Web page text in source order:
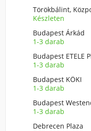
Törökbálint,
Készleten
Budapest Árkád
1-3 darab
Budapest ETELE
1-3 darab
Budapest KÖKI
1-3 darab
Budapest
1-3 darab
Debrecen Plaza